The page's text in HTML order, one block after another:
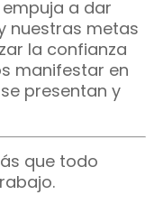
a dar
nuestras metas
la confianza
manifestar en
presentan y
que todo